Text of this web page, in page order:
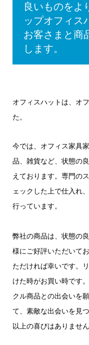
良いものを
ップオフィス
お客さまと商
します。
オフィスハットは、オ
た。
今では、オフィス家具
品、雑貨など、状態の
えております。専門の
ェックした上で仕入れ
行っています。
弊社の商品は、状態の
様にご好評いただいて
ただければ幸いです。
けた時がお買い時です
クル商品との出会いを
て、素敵な出会いを見
以上の喜びはありません